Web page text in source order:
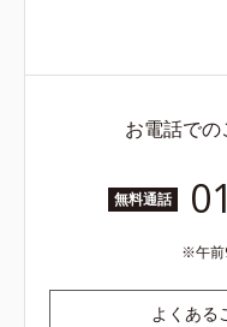
お電話で
無料通話
午
よくある